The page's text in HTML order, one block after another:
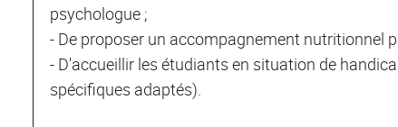
psychologue ;
- De proposer un accompagnement nutritionnel
- D'accueillir les étudiants en situation de
spécifiques adaptés).